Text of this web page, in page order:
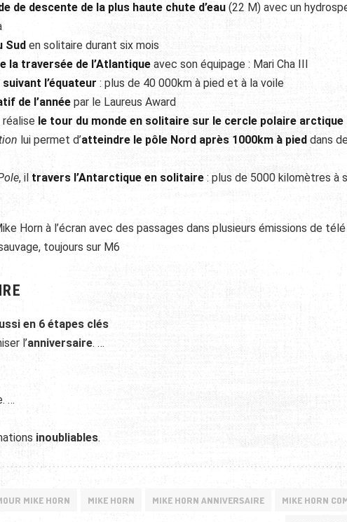
de descente de la plus haute chute d’eau (22 M) avec un
Sud en soli­taire durant six mois
la traver­sée de l’Atlan­tique avec son équipage : Mari Cha III
l’équateur : plus de 40 000km à pied et à la voile
de l’année par le Laureus Award
réalise le tour du monde en solitaire sur le cercle polaire arctique
lui permet d’atteindre le pôle Nord après 1000km à pied dans
, iltravers l’An­tar­c­tique en soli­taire : plus de 5000 kilo­mètres à
Horn à l’écran avec des passages dans plusieurs émissions de
toujours sur M6
en 6 étapes clés
l’anniversaire. …
…
inoubliables.
MIKE HORN MIKE HORN MIKE HORN ANNIVERSAIRE MIKE HORN